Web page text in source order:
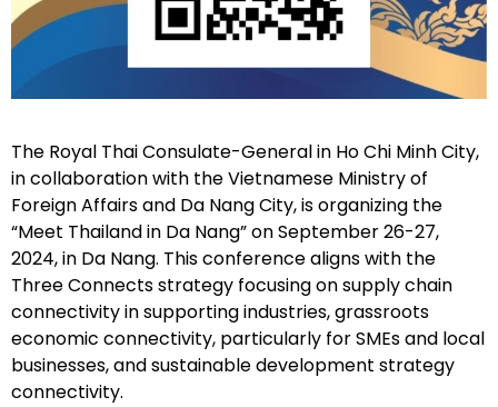
The Royal Thai Consulate-General in Ho Chi Minh City,
in collaboration with the Vietnamese Ministry of
Foreign Affairs and Da Nang City, is organizing the
“Meet Thailand in Da Nang” on September 26-27,
2024, in Da Nang. This conference aligns with the
Three Connects strategy focusing on supply chain
connectivity in supporting industries, grassroots
economic connectivity, particularly for SMEs and local
businesses, and sustainable development strategy
connectivity.